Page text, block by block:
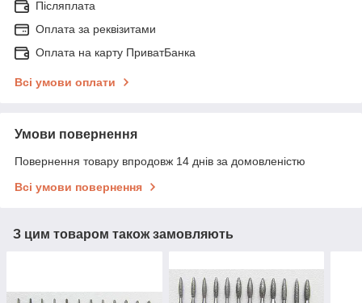
Післяплата
Оплата за реквізитами
Оплата на карту ПриватБанка
Всі умови оплати
Умови повернення
Повернення товару впродовж 14 днів за домовленістю
Всі умови повернення
З цим товаром також замовляють